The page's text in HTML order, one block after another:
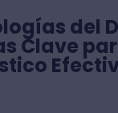
del
Clave